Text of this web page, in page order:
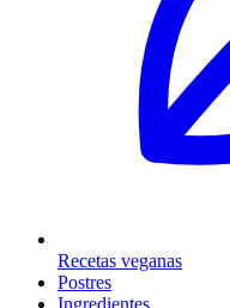
Recetas veganas
Postres
Ingredientes